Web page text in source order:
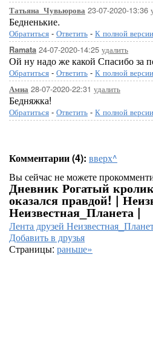
Татьяна_Чувьюрова 23-07-2020-13:36
Бедненькие.
Обратиться - Ответить - К полной версии
Ramata 24-07-2020-14:25 удалить
Ой ну надо же какой Спасибо за
Обратиться - Ответить - К полной версии
Амиа 28-07-2020-22:31 удалить
Бедняжка!
Обратиться - Ответить - К полной версии
Комментарии (4): вверх^
Вы сейчас не можете
Дневник Рогатый
оказался правдой! |
Неизвестная_Планета |
Лента друзей
Добавить в друзья
Страницы: раньше»